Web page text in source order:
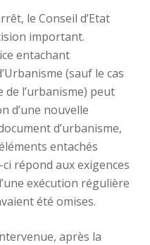
le Conseil d’Etat
important.
entachant
(sauf le cas
de l’urbanisme) peut
d’une nouvelle
d’urbanisme,
entachés
répond aux exigences
exécution régulière
été omises.
après la